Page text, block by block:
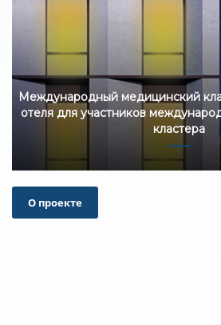
Международный медицинский
отеля для участников
кластера
О проекте